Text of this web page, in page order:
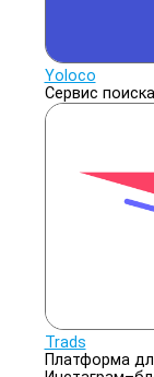
Yoloco
Сервис
Trads
Платформа